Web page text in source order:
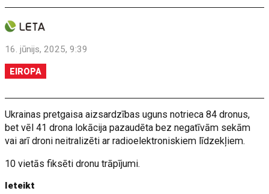
16. jūnijs, 2025, 9:39
EIROPA
Ukrainas pretgaisa aizsardzības uguns notrieca 84 dronus,
bet vēl 41 drona lokācija pazaudēta bez negatīvām sekām
vai arī droni neitralizēti ar radioelektroniskiem līdzekļiem.
10 vietās fiksēti dronu trāpījumi.
Ieteikt